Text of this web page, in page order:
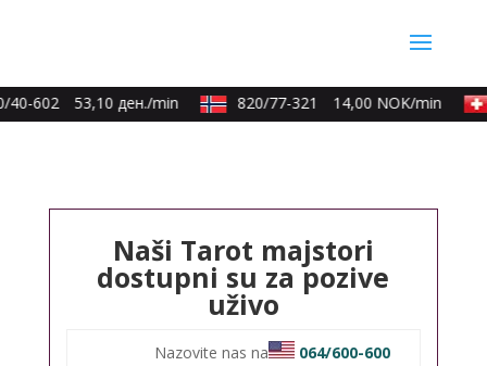
40-602 53,10 ден./min 820/77-321 14,00 NOK/min
Naši Tarot majstori
dostupni su za pozive
uživo
Nazovite nas na
064/600-600